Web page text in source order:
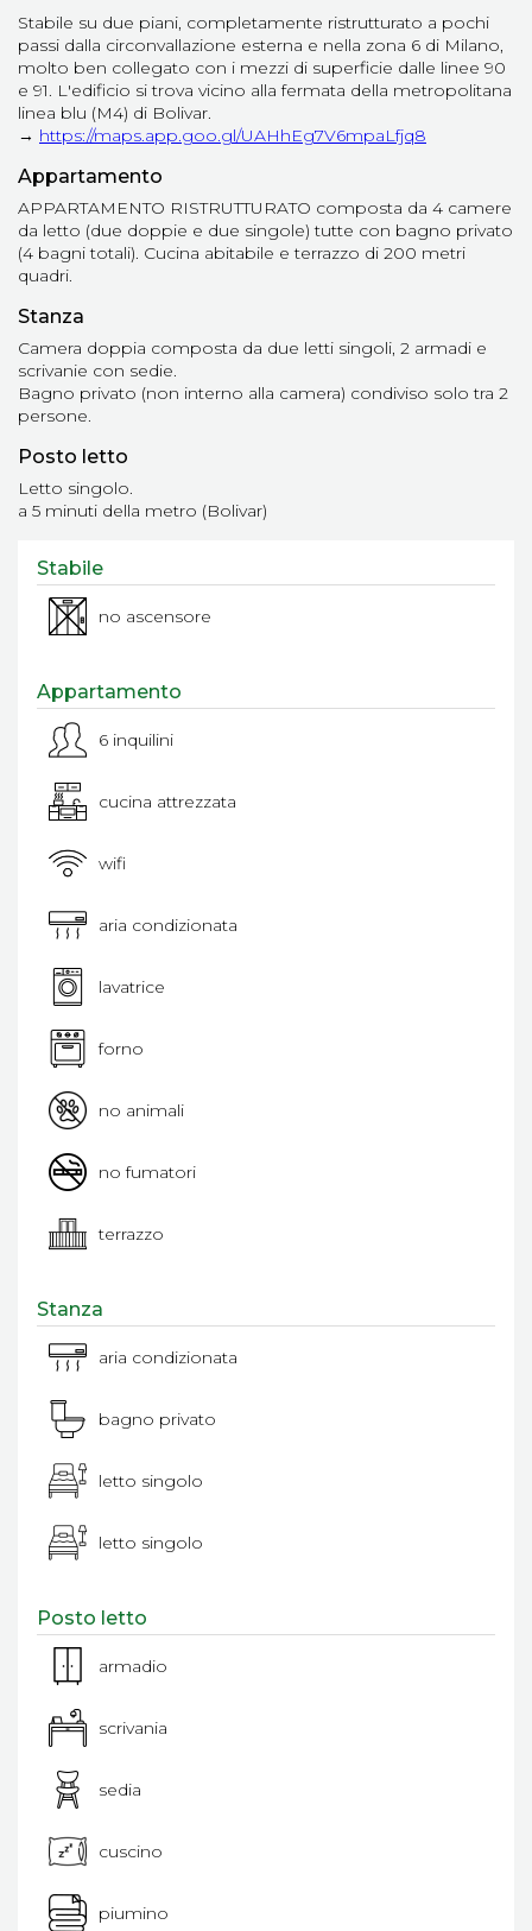
Stabile su due piani, completamente ristrutturato a pochi
passi dalla circonvallazione esterna e nella zona 6 di Milano,
molto ben collegato con i mezzi di superficie dalle linee 90
e 91. L'edificio si trova vicino alla fermata della metropolitana
linea blu (M4) di Bolivar.
→ https://maps.app.goo.gl/UAHhEg7V6mpaLfjq8
Appartamento
APPARTAMENTO RISTRUTTURATO composta da 4 camere
da letto (due doppie e due singole) tutte con bagno privato
(4 bagni totali). Cucina abitabile e terrazzo di 200 metri
quadri.
Stanza
Camera doppia composta da due letti singoli, 2 armadi e
scrivanie con sedie.
Bagno privato (non interno alla camera) condiviso solo tra 2
persone.
Posto letto
Letto singolo.
a 5 minuti della metro (Bolivar)
Stabile
no ascensore
Appartamento
6 inquilini
cucina attrezzata
wifi
aria condizionata
lavatrice
forno
no animali
no fumatori
terrazzo
Stanza
aria condizionata
bagno privato
letto singolo
letto singolo
Posto letto
armadio
scrivania
sedia
cuscino
piumino